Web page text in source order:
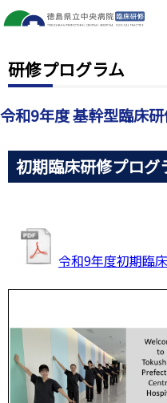
研修プログラム
令和9年度 基幹型臨床
初期臨床研修プログ
令和9年度初期臨